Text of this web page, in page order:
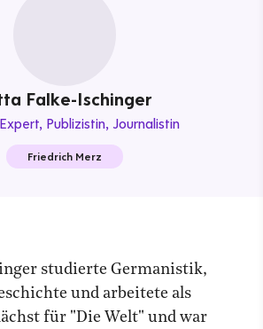
Falke-Ischinger
Publizistin, Journalistin
Friedrich Merz
studierte Germanistik,
und arbeitete als
für "Die Welt" und war